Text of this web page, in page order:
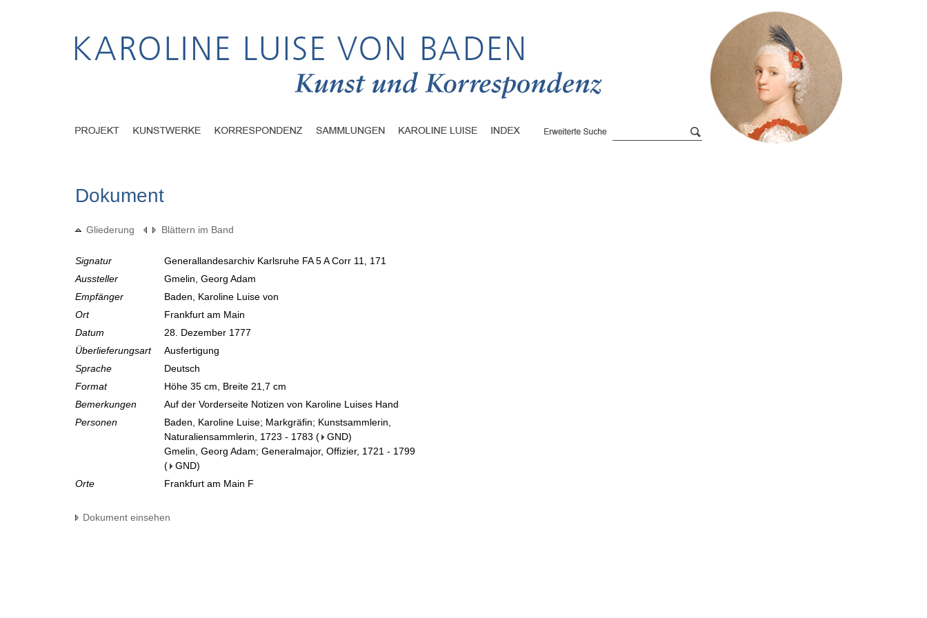
Dokument
Gliederung Blättern im Band
Signatur
Generallandesarchiv Karlsruhe FA 5 A Corr 11, 171
Aussteller
Gmelin, Georg Adam
Empfänger
Baden, Karoline Luise von
Ort
Frankfurt am Main
Datum
28. Dezember 1777
Überlieferungsart
Ausfertigung
Sprache
Deutsch
Format
Höhe 35 cm, Breite 21,7 cm
Bemerkungen
Auf der Vorderseite Notizen von Karoline Luises Hand
Personen
Baden, Karoline Luise; Markgräfin; Kunstsammlerin,
Naturaliensammlerin, 1723 - 1783 ( GND)
Gmelin, Georg Adam; Generalmajor, Offizier, 1721 - 1799
(
GND)
Orte
Frankfurt am Main F
Dokument einsehen